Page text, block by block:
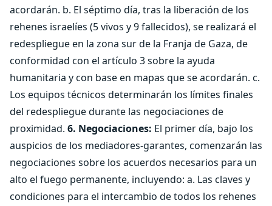
acordarán. b. El séptimo día, tras la liberación de los
rehenes israelíes (5 vivos y 9 fallecidos), se realizará el
redespliegue en la zona sur de la Franja de Gaza, de
conformidad con el artículo 3 sobre la ayuda
humanitaria y con base en mapas que se acordarán. c.
Los equipos técnicos determinarán los límites finales
del redespliegue durante las negociaciones de
proximidad. 6. Negociaciones: El primer día, bajo los
auspicios de los mediadores-garantes, comenzarán las
negociaciones sobre los acuerdos necesarios para un
alto el fuego permanente, incluyendo: a. Las claves y
condiciones para el intercambio de todos los rehenes